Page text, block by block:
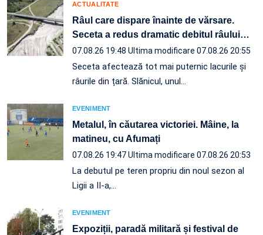
ACTUALITATE
Râul care dispare înainte de vărsare.
Seceta a redus dramatic debitul râului…
07.08.26 19:48 Ultima modificare 07.08.26 20:55
Seceta afectează tot mai puternic lacurile și
râurile din țară. Slănicul, unul…
EVENIMENT
Metalul, în căutarea victoriei. Mâine, la
matineu, cu Afumați
07.08.26 19:47Ultima modificare 07.08.26 20:53
La debutul pe teren propriu din noul sezon al
Ligii a II-a,…
EVENIMENT
Expoziții, paradă militară și festival de